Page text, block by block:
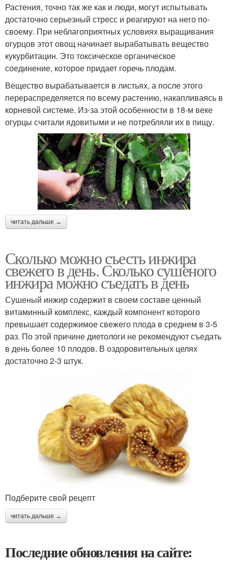
Растения, точно так же как и люди, могут испытывать
достаточно серьезный стресс и реагируют на него по-
своему. При неблагоприятных условиях выращивания
огурцов этот овощ начинает вырабатывать вещество
кукурбитацин. Это токсическое органическое
соединение, которое придает горечь плодам.
Вещество вырабатывается в листьях, а после этого
перераспределяется по всему растению, накапливаясь в
корневой системе. Из-за этой особенности в 18-м веке
огурцы считали ядовитыми и не потребляли их в пищу.
читать дальше →
Сколько можно съесть инжира
свежего в день. Сколько сушеного
инжира можно съедать в день
Сушеный инжир содержит в своем составе ценный
витаминный комплекс, каждый компонент которого
превышает содержимое свежего плода в среднем в 3-5
раз. По этой причине диетологи не рекомендуют съедать
в день более 10 плодов. В оздоровительных целях
достаточно 2-3 штук.
Подберите свой рецепт
читать дальше →
Последние обновления на сайте: